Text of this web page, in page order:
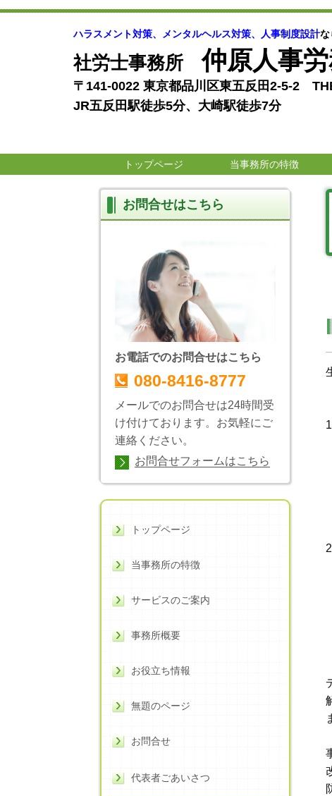
ハラスメント対策、メンタルヘルス対策、人事制度設計な
社労士事務所仲原人事
〒141-0022 東京都品川区東五反田2-5-2
JR五反田駅徒歩5分、大崎駅徒歩7分
トップページ 当事務所の特徴
お問合せはこちら
お電話でのお問合せはこちら
080-8416-8777
メールでのお問合せは24時間受
け付けております。お気軽にご
連絡ください。
お問合せフォームはこちら
トップページ
当事務所の特徴
サービスのご案内
事務所概要
お役立ち情報
無題のページ
お問合せ
代表者ごあいさつ